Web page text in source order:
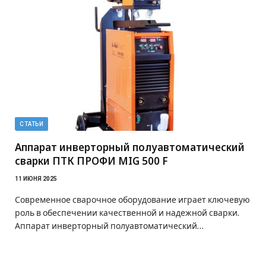
СТАТЬИ
Аппарат инверторный полуавтоматический
сварки ПТК ПРОФИ MIG 500 F
11 ИЮНЯ 2025
Современное сварочное оборудование играет ключевую
роль в обеспечении качественной и надежной сварки.
Аппарат инверторный полуавтоматический…